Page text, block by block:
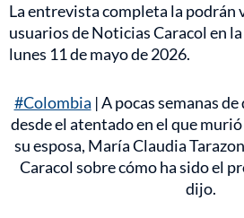
La entrevista completa la podrán
usuarios de Noticias Caracol en
lunes 11 de mayo de 2026.
#Colombia | A pocas semanas
desde el atentado en el que
su esposa, María Claudia
Caracol sobre cómo ha sido el
dijo.